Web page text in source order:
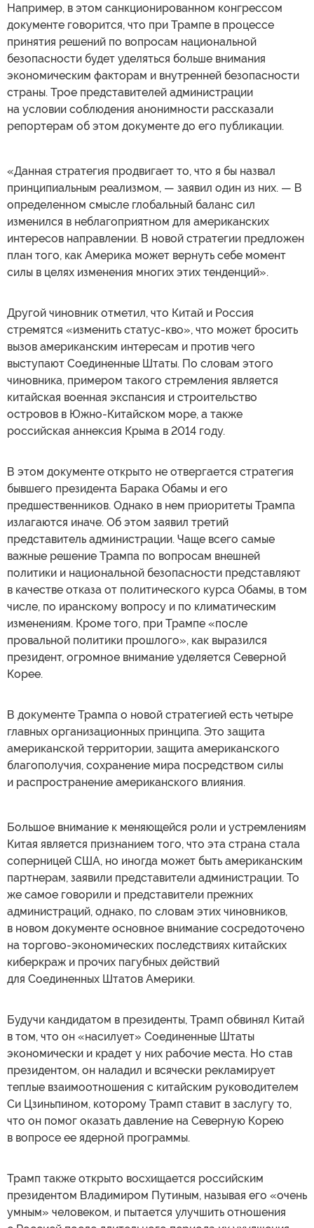
Например, в этом санкционированном конгрессом
документе говорится, что при Трампе в процессе
принятия решений по вопросам национальной
безопасности будет уделяться больше внимания
экономическим факторам и внутренней безопасности
страны. Трое представителей администрации
на условии соблюдения анонимности рассказали
репортерам об этом документе до его публикации.
«Данная стратегия продвигает то, что я бы назвал
принципиальным реализмом, — заявил один из них. — В
определенном смысле глобальный баланс сил
изменился в неблагоприятном для американских
интересов направлении. В новой стратегии предложен
план того, как Америка может вернуть себе момент
силы в целях изменения многих этих тенденций».
Другой чиновник отметил, что Китай и Россия
стремятся «изменить статус-кво», что может бросить
вызов американским интересам и против чего
выступают Соединенные Штаты. По словам этого
чиновника, примером такого стремления является
китайская военная экспансия и строительство
островов в Южно-Китайском море, а также
российская аннексия Крыма в 2014 году.
В этом документе открыто не отвергается стратегия
бывшего президента Барака Обамы и его
предшественников. Однако в нем приоритеты Трампа
излагаются иначе. Об этом заявил третий
представитель администрации. Чаще всего самые
важные решение Трампа по вопросам внешней
политики и национальной безопасности представляют
в качестве отказа от политического курса Обамы, в том
числе, по иранскому вопросу и по климатическим
изменениям. Кроме того, при Трампе «после
провальной политики прошлого», как выразился
президент, огромное внимание уделяется Северной
Корее.
В документе Трампа о новой стратегией есть четыре
главных организационных принципа. Это защита
американской территории, защита американского
благополучия, сохранение мира посредством силы
и распространение американского влияния.
Большое внимание к меняющейся роли и устремлениям
Китая является признанием того, что эта страна стала
соперницей США, но иногда может быть американским
партнерам, заявили представители администрации. То
же самое говорили и представители прежних
администраций, однако, по словам этих чиновников,
в новом документе основное внимание сосредоточено
на торгово-экономических последствиях китайских
киберкраж и прочих пагубных действий
для Соединенных Штатов Америки.
Будучи кандидатом в президенты, Трамп обвинял Китай
в том, что он «насилует» Соединенные Штаты
экономически и крадет у них рабочие места. Но став
президентом, он наладил и всячески рекламирует
теплые взаимоотношения с китайским руководителем
Си Цзиньпином, которому Трамп ставит в заслугу то,
что он помог оказать давление на Северную Корею
в вопросе ее ядерной программы.
Трамп также открыто восхищается российским
президентом Владимиром Путиным, называя его «очень
умным» человеком, и пытается улучшить отношения